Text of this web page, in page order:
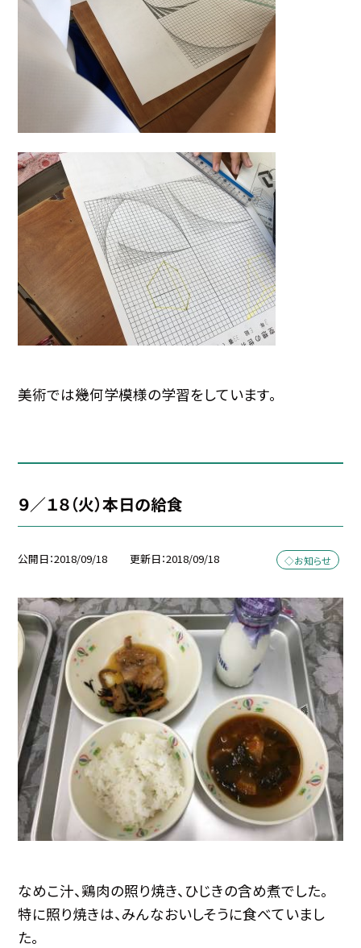
美術では幾何学模様の学習をしています。
９／１８（火）本日の給食
公開日 2018/09/18 更新日 2018/09/18 ◇お知らせ
なめこ汁、鶏肉の照り焼き、ひじきの含め煮でした。
特に照り焼きは、みんなおいしそうに食べていまし
た。